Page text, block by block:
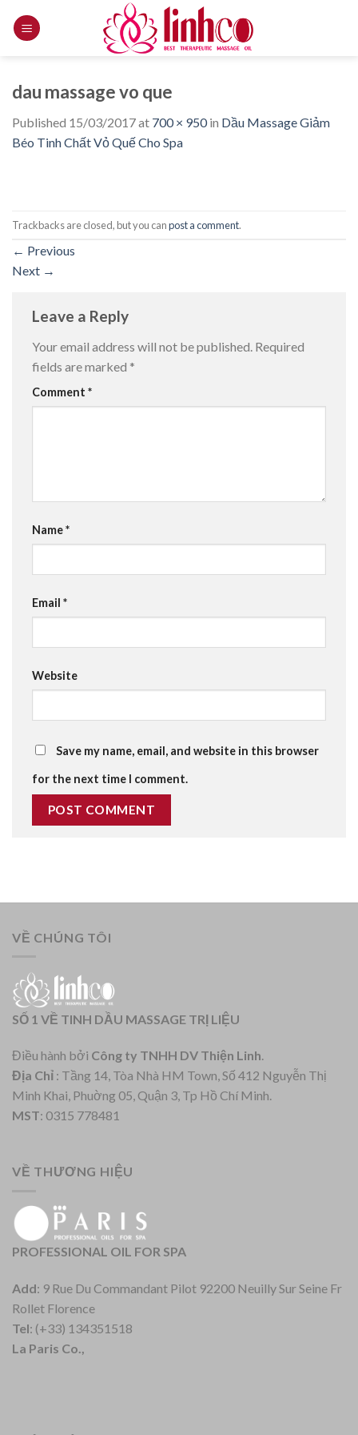
dau massage vo que
Published 15/03/2017at 700 × 950in Dầu Massage Giảm
Béo Tinh Chất Vỏ Quế Cho Spa
Trackbacks are closed, but you canpost a comment.
← Previous
Next →
Leave a Reply
Your email address will not be published. Required
fields are marked *
Comment *
Name*
Email *
Website
Save my name, email, and website in this browser
for the next time I comment.
VỀ CHÚNG TÔI
SỐ 1 VỀ TINH DẦU MASSAGE TRỊ LIỆU
Điều hành bởi Công ty TNHH DV Thiện Linh.
Địa Chỉ : Tầng 14, Tòa Nhà HM Town, Số 412 Nguyễn Thị
Minh Khai, Phuờng 05, Quận 3, Tp Hồ Chí Minh.
MST: 0315 778481
VỀ THƯƠNG HIỆU
PROFESSIONAL OIL FOR SPA
Add: 9 Rue Du Commandant Pilot 92200 Neuilly Sur Seine Fr
Rollet Florence
Tel: (+33) 134351518
La Paris Co.,